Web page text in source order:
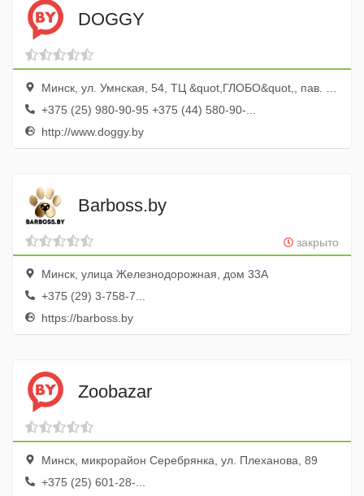
DOGGY
Минск, ул. Умнская, 54, ТЦ &quot,ГЛОБО&quot,, пав. 112а
+375 (25) 980-90-95 +375 (44) 580-90-...
http://www.doggy.by
Barboss.by
закрыто
Минск, улица Железнодорожная, дом 33А
+375 (29) 3-758-7...
https://barboss.by
Zoobazar
Минск, микрорайон Серебрянка, ул. Плеханова, 89
+375 (25) 601-28-...